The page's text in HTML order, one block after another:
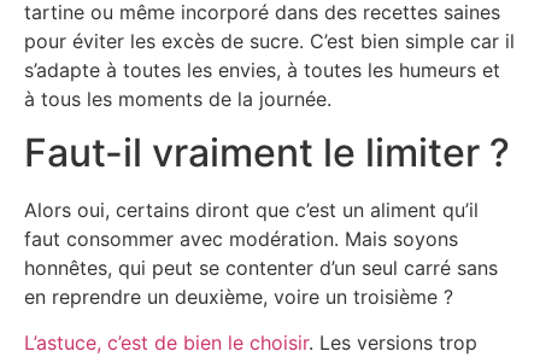
tartine ou même incorporé dans des recettes saines
pour éviter les excès de sucre. C’est bien simple car il
s’adapte à toutes les envies, à toutes les humeurs et
à tous les moments de la journée.
Faut-il vraiment le limiter ?
Alors oui, certains diront que c’est un aliment qu’il
faut consommer avec modération. Mais soyons
honnêtes, qui peut se contenter d’un seul carré sans
en reprendre un deuxième, voire un troisième ?
L’astuce, c’est de bien le choisir. Les versions trop